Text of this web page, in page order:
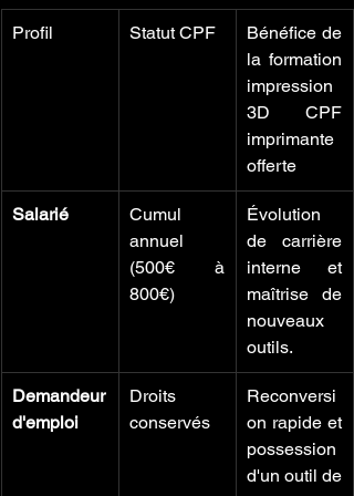
Profil Statut CPF
Bénéfice de
la formation
impression
3D CPF
imprimante
offerte
Salarié
Cumul
annuel
(500€ à
800€)
Évolution
de carrière
interne et
maîtrise de
nouveaux
outils.
Demandeur
d'emploi
Droits
conservés
Reconversi
on rapide et
possession
d'un outil de